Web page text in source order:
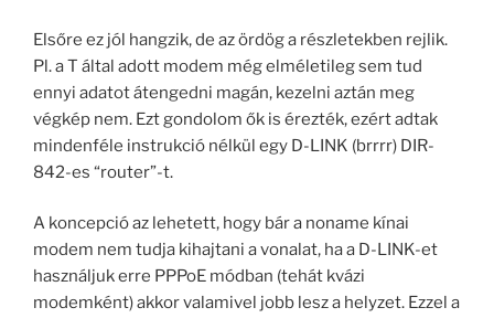
Elsőre ez jól hangzik, de az ördög a részletekben rejlik.
Pl. a T által adott modem még elméletileg sem tud
ennyi adatot átengedni magán, kezelni aztán meg
végkép nem. Ezt gondolom ők is érezték, ezért adtak
mindenféle instrukció nélkül egy D-LINK (brrrr) DIR-
842-es “router”-t.
A koncepció az lehetett, hogy bár a noname kínai
modem nem tudja kihajtani a vonalat, ha a D-LINK-et
használjuk erre PPPoE módban (tehát kvázi
modemként) akkor valamivel jobb lesz a helyzet. Ezzel a